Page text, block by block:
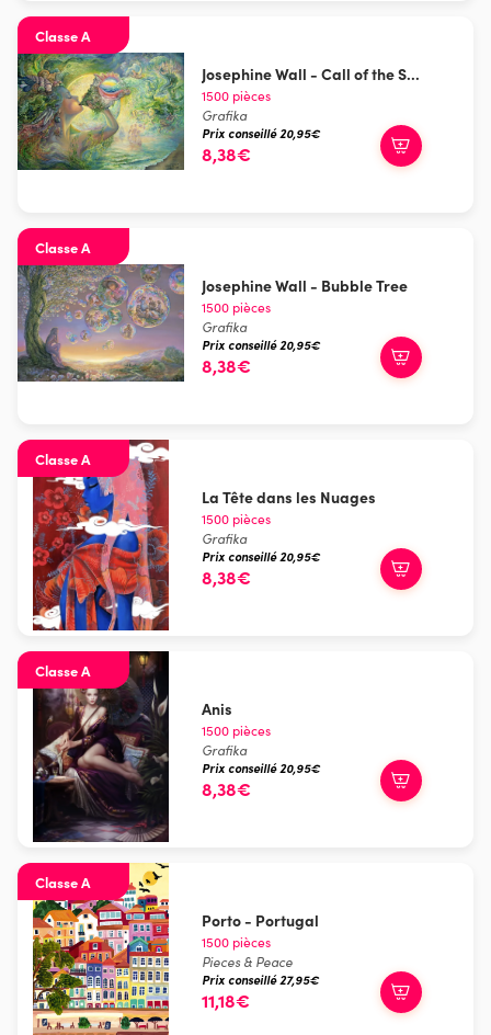
Classe A
Josephine Wall - Call of the S...
1500 pièces
Grafika
Prix conseillé 20,95€
8,38€
Classe A
Josephine Wall - Bubble Tree
1500 pièces
Grafika
Prix conseillé 20,95€
8,38€
Classe A
La Tête dans les Nuages
1500 pièces
Grafika
Prix conseillé 20,95€
8,38€
Classe A
Anis
1500 pièces
Grafika
Prix conseillé 20,95€
8,38€
Classe A
Porto - Portugal
1500 pièces
Pieces & Peace
Prix conseillé 27,95€
11,18€